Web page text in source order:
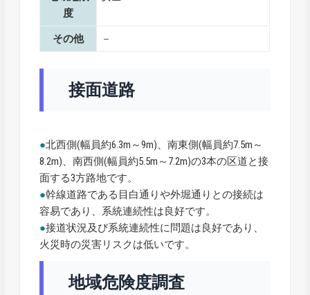
度
その他 －
接面道路
●北西側(幅員約6.3m～9m)、南東側(幅員約7.5m～
8.2m)、南西側(幅員約5.5m～7.2m)の3本の区道と接
面する3方路地です。
●幹線道路である目白通りや外堀通りとの接続は
容易であり、系統連続性は良好です。
●接道状況及び系統連続性に問題は良好であり、
火災時の災害リスクは低いです。
地域危険度調査